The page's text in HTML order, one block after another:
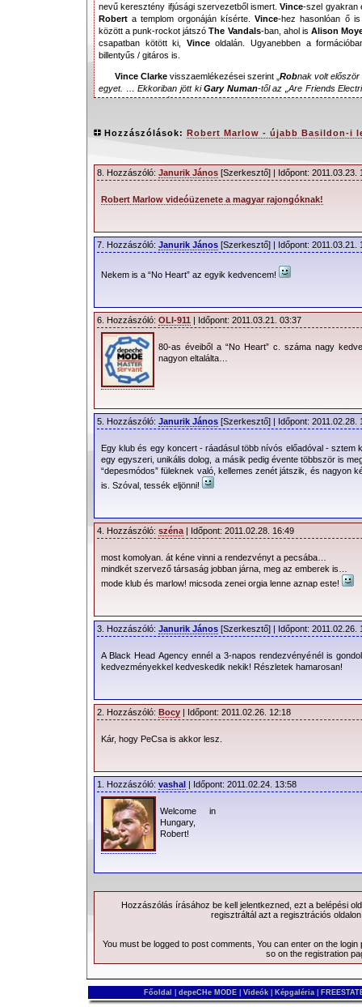
nevű keresztény ifjúsági szervezetből ismert.Vince-szel gyakran
Robert a templom orgonáján kísérte.Vince-hez hasonlóan ő
között a punk-rockot játszóThe Vandals-ban, ahol is Alison
csapatban kötött ki, Vinceoldalán. Ugyanebben a
billentyűs / gitáros is.
Vince Clarke visszaemlékezései szerint „ Robnak volt először
egyet. … Ekkoriban jött kiGary Numan-től az „Are Friends
fordultunk. Ez indította be aThe Plan-t is.”
[Basildoni (h)ősidők. - Igen, a kép jobb sarkában az ott
Marlowígy emlékszik vissza ezekre az időkre: „
nagyon izgalmas volt. … Nagyon tiszta képet festett arról, hol
AThe Plan-t követte aComposition Of Sound- ugye,
French Look-Robertkövetkező együtteseMartin Gore -ral, és
bizonyosDave Gahan volt.
Vince - állítása szerint, kizárólag Martin
szintije miatt -
Composition Of Soundsoraiba. Ez próbatétel elé állította
aki a keverőpulton a gombokat tekergette aFrench Look-nak,
próbáját, és jammelés jelleggel elénekelteDavid Bowie
mindenDepeche Moderajongó kívülről fújja…
A Depeche Mode - ha nem is ebben a pillanatban, de -
Nem sokkal később azonban - már azután, hogy Vince Clarke
egy egynapos stúdiózási lehetőségetVince-től, melyből aztán
Robert Marlowkislemez, a „ The Face Of Dorian Gray ”, melyhez
Hozzászólások: Robert Marlow - újabb Basildon-i
8. Hozzászóló: Janurik János [Szerkesztő] | Időpont: 2011.03.23.
Robert Marlow videóüzenete a magyar rajongóknak!
7. Hozzászóló: Janurik János [Szerkesztő] | Időpont: 2011.03.21.
Nekem is a “No Heart” az egyik kedvencem!
6. Hozzászóló: OLI-911 | Időpont: 2011.03.21. 03:37
80-as éveiből a “No Heart” c. száma nagy
nagyon eltalálta…
5. Hozzászóló: Janurik János [Szerkesztő] | Időpont: 2011.02.28.
Egy klub és egy koncert - ráadásul több nívós előadóval - sztem
egy egyszeri, unikális dolog, a másik pedig évente többször is
“depesmódos” füleknek való, kellemes zenét játszik, és nagyon
is. Szóval, tessék eljönni!
4. Hozzászóló: széna | Időpont: 2011.02.28. 16:49
most komolyan. át kéne vinni a rendezvényt a pecsába…
mindkét szervező társaság jobban járna, meg az emberek is…
mode klub és marlow! micsoda zenei orgia lenne aznap este!
3. Hozzászóló: Janurik János [Szerkesztő] | Időpont: 2011.02.26.
A Black Head Agency ennél a 3-napos rendezvényénél is
kedvezményekkel kedveskedik nekik! Részletek hamarosan!
2. Hozzászóló: Bocy | Időpont: 2011.02.26. 12:18
Kár, hogy PeCsa is akkor lesz.
1. Hozzászóló: vashal | Időpont: 2011.02.24. 13:58
Welcome in
Hungary,
Robert!
Hozzászólás írásához be kell jelentkezned, ezt a belépési
regisztráltál azt a regisztrációs
You must be logged to post comments, You can enter on the login
so on the registration
Főoldal depeCHe MODE Videók Képgaléria